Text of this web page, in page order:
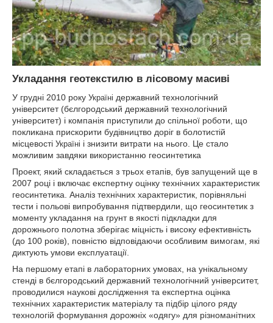
Укладання геотекстилю в лісовому масиві
У грудні 2010 року Україні державний технологічний
університет (бєлгородський державний технологічний
університет) і компанія приступили до спільної роботи, що
покликана прискорити будівництво доріг в болотистій
місцевості Україні і знизити витрати на нього. Це стало
можливим завдяки використанню геосинтетика
Проект, який складається з трьох етапів, був запущений ще в
2007 році і включає експертну оцінку технічних характеристик
геосинтетика. Аналіз технічних характеристик, порівняльні
тести і польові випробування підтвердили, що геосинтетик з
моменту укладання на грунт в якості підкладки для
дорожнього полотна зберігає міцність і високу ефективність
(до 100 років), повністю відповідаючи особливим вимогам, які
диктують умови експлуатації.
На першому етапі в лабораторних умовах, на унікальному
стенді в бєлгородський державний технологічний університет,
проводилися наукові дослідження та експертна оцінка
технічних характеристик матеріалу та підбір цілого ряду
технологій формування дорожніх «одягу» для різноманітних